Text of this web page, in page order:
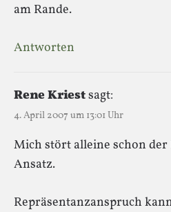
am Rande.
Antworten
Rene Kriestsagt:
4. April 2007 um 13:01 Uhr
Mich stört alleine schon
Ansatz.
Repräsentanzanspruch